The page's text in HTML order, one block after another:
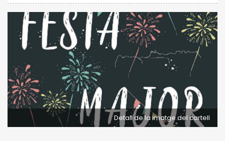
Detall de la imatge del cartell